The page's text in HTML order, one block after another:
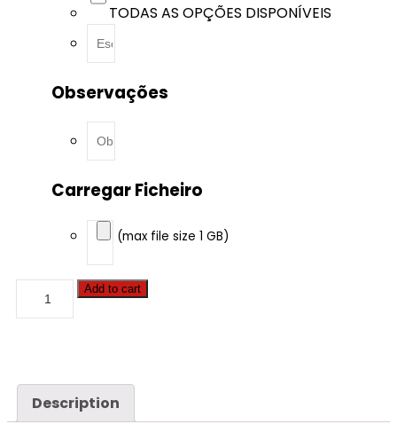
TODAS AS OPÇÕES DISPONÍVEIS
Observações
Carregar Ficheiro
(max file size 1 GB)
Q3
CR
177hp
Add to cart
Description